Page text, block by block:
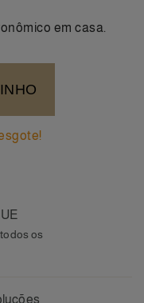
em casa.
os